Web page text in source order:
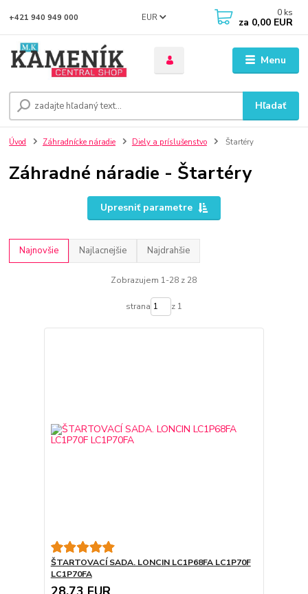
Menu
EUR
Hľadať
+421 940 949 000 0 ks
za 0,00 EUR
Úvod Záhradnícke náradie Diely a príslušenstvo Štartéry
Záhradné náradie - Štartéry
Upresniť parametre
Najnovšie Najlacnejšie Najdrahšie
Zobrazujem 1-28 z 28
strana z 1
ŠTARTOVACÍ SADA. LONCIN LC1P68FA LC1P70F
LC1P70FA